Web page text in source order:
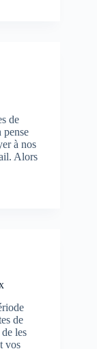
de
pense
à nos
Alors
de
les
vos